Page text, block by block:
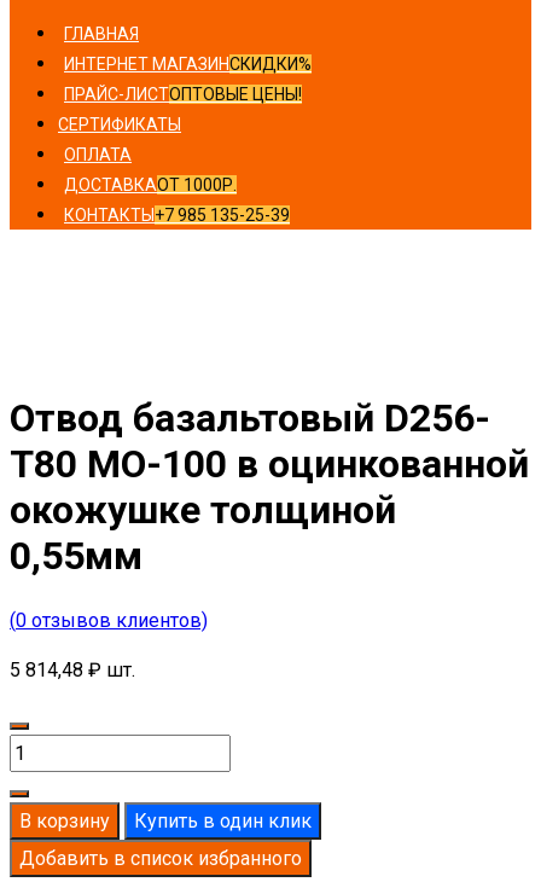
ГЛАВНАЯ
ИНТЕРНЕТ МАГАЗИНСКИДКИ%
ПРАЙС-ЛИСТОПТОВЫЕ ЦЕНЫ!
СЕРТИФИКАТЫ
ОПЛАТА
ДОСТАВКАОТ 1000Р.
КОНТАКТЫ +7 985 135-25-39
Отвод базальтовый D256-
T80 MO-100 в оцинкованной
окожушке толщиной
0,55мм
(0 отзывов клиентов)
5 814,48 ₽ шт.
Количество
товара
Отвод
базальтовый
D256-
В корзину
Купить в один клик
Добавить в список избранного